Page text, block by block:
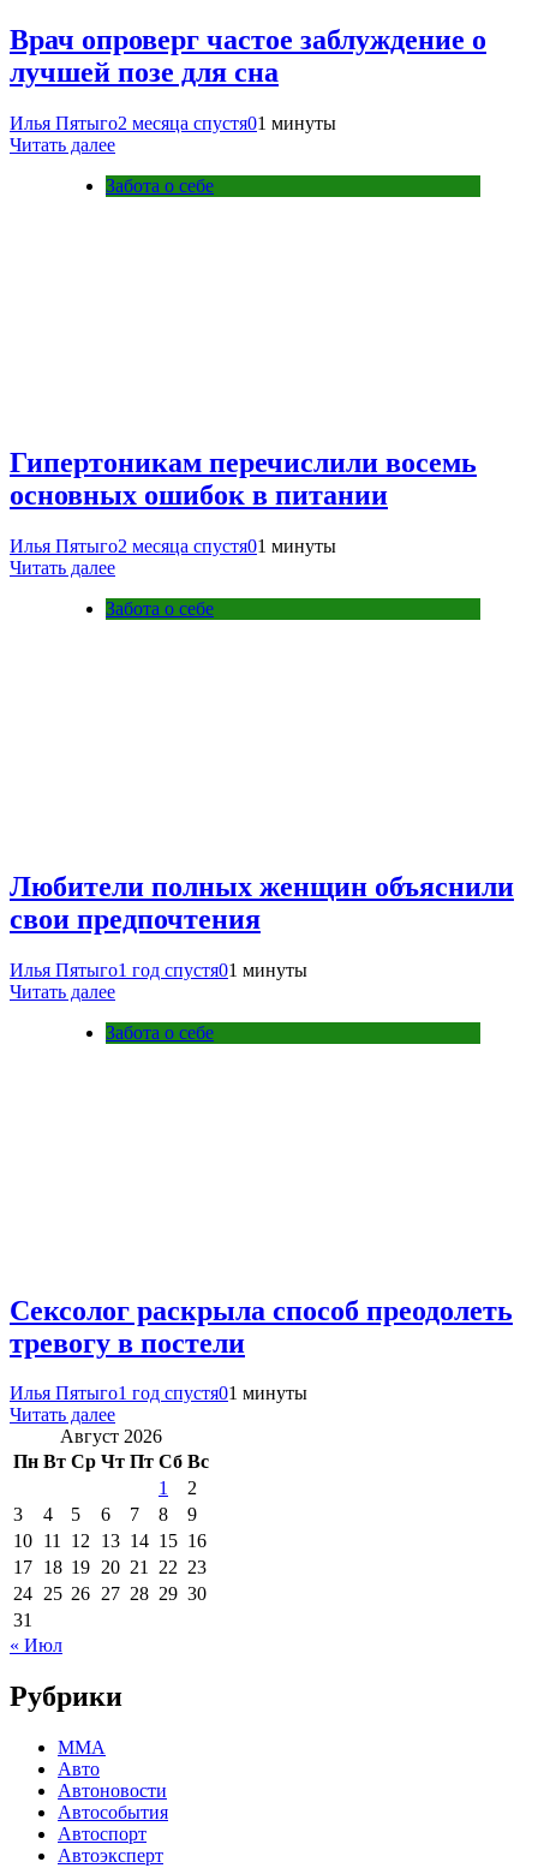
Врач опроверг частое заблуждение о
лучшей позе для сна
Илья Пятыго2 месяца спустя01 минуты
Читать далее
Забота о себе
Гипертоникам перечислили восемь
основных ошибок в питании
Илья Пятыго2 месяца спустя01 минуты
Читать далее
Забота о себе
Любители полных женщин объяснили
свои предпочтения
Илья Пятыго1 год спустя01 минуты
Читать далее
Забота о себе
Сексолог раскрыла способ преодолеть
тревогу в постели
Илья Пятыго1 год спустя01 минуты
Читать далее
Август 2026
Пн Вт Ср Чт Пт Сб Вс
1
2
3
4 5 6 7 8
9
10 11 12 13 14 15 16
17 18 19 20 21 22 23
24 25 26 27 28 29 30
31
« Июл
Рубрики
MMA
Авто
Автоновости
Автособытия
Автоспорт
Автоэксперт